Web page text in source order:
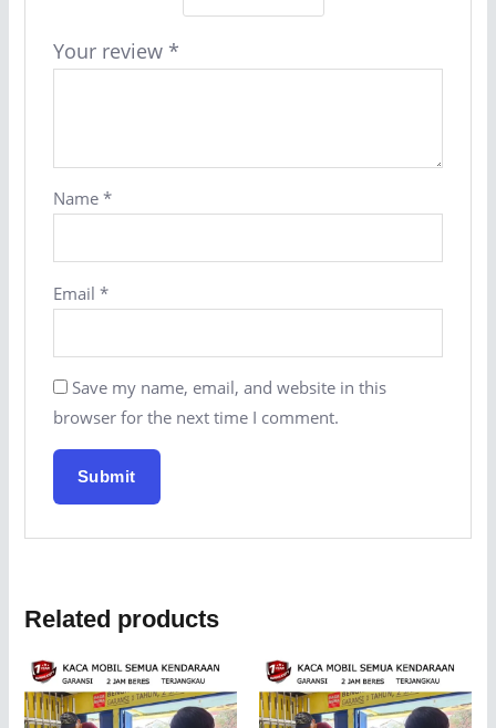
Your review *
Name *
Email *
Save my name, email, and website in this
browser for the next time I comment.
Related products